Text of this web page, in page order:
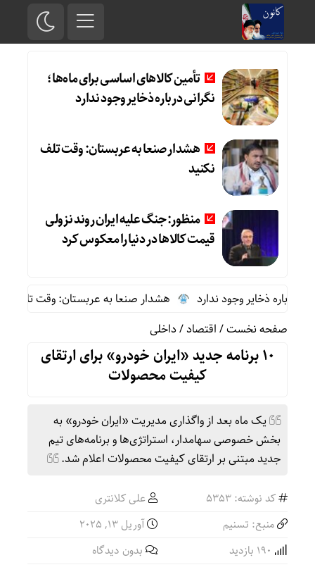
تأمین کالاهای اساسی برای ماه‌ها؛
نگرانی درباره ذخایر وجود ندارد
هشدار صنعا به عربستان: وقت تلف
نکنید
منظور: جنگ علیه ایران روند نزولی
قیمت کالاها در دنیا را معکوس کرد
ذخایر وجود ندارد
هشدار صنعا به عربستان: وقت تلف نکنید
صفحه نخست/اقتصاد/داخلی
۱۰ برنامه جدید «ایران خودرو» برای ارتقای
کیفیت محصولات
یک ماه بعد از واگذاری مدیریت «ایران خودرو» به
بخش خصوصی سهامدار، استراتژی‌ها و برنامه‌های تیم
جدید مبتنی بر ارتقای کیفیت محصولات اعلام شد.
کد نوشته: 5353
علی کلانتری
منبع: تسنیم
آوریل 13, 2025
بدون دیدگاه